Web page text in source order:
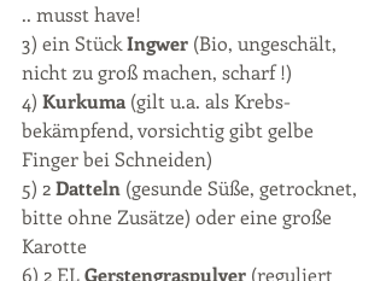
.. musst have!
3) ein Stück Ingwer (Bio, ungeschält,
nicht zu groß machen, scharf !)
4) Kurkuma (gilt u.a. als Krebs-
bekämpfend, vorsichtig gibt gelbe
Finger bei Schneiden)
​5) 2 Datteln (gesunde Süße, getrocknet,
bitte ohne Zusätze) oder eine große
Karotte
6) 2 EL Gerstengraspulver (reguliert